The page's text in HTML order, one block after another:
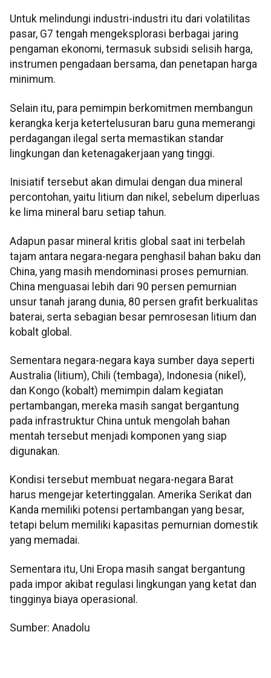
Untuk melindungi industri-industri itu dari volatilitas
pasar, G7 tengah mengeksplorasi berbagai jaring
pengaman ekonomi, termasuk subsidi selisih harga,
instrumen pengadaan bersama, dan penetapan harga
minimum.
Selain itu, para pemimpin berkomitmen membangun
kerangka kerja ketertelusuran baru guna memerangi
perdagangan ilegal serta memastikan standar
lingkungan dan ketenagakerjaan yang tinggi.
Inisiatif tersebut akan dimulai dengan dua mineral
percontohan, yaitu litium dan nikel, sebelum diperluas
ke lima mineral baru setiap tahun.
Adapun pasar mineral kritis global saat ini terbelah
tajam antara negara-negara penghasil bahan baku dan
China, yang masih mendominasi proses pemurnian.
China menguasai lebih dari 90 persen pemurnian
unsur tanah jarang dunia, 80 persen grafit berkualitas
baterai, serta sebagian besar pemrosesan litium dan
kobalt global.
Sementara negara-negara kaya sumber daya seperti
Australia (litium), Chili (tembaga), Indonesia (nikel),
dan Kongo (kobalt) memimpin dalam kegiatan
pertambangan, mereka masih sangat bergantung
pada infrastruktur China untuk mengolah bahan
mentah tersebut menjadi komponen yang siap
digunakan.
Kondisi tersebut membuat negara-negara Barat
harus mengejar ketertinggalan. Amerika Serikat dan
Kanda memiliki potensi pertambangan yang besar,
tetapi belum memiliki kapasitas pemurnian domestik
yang memadai.
Sementara itu, Uni Eropa masih sangat bergantung
pada impor akibat regulasi lingkungan yang ketat dan
tingginya biaya operasional.
Sumber: Anadolu